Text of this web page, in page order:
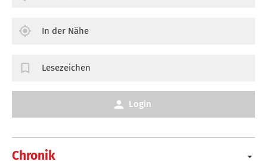
Chronik
In der Nähe
Lesezeichen
Login